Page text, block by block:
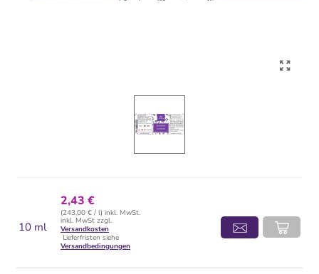
10 ml
2,43 €
(243,00 € / l) inkl. MwSt.
inkl. MwSt zzgl.
Versandkosten
Lieferfristen siehe
Versandbedingungen